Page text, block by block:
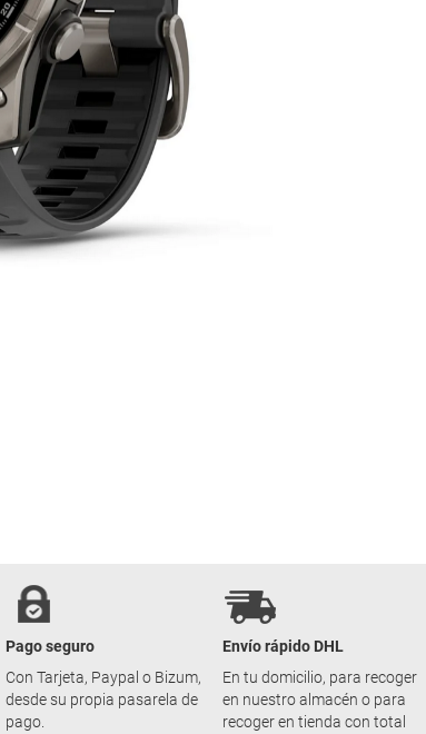
Pago seguro
Con Tarjeta, Paypal o Bizum,
desde su propia pasarela de
pago.
Envío rápido DHL
En tu domicilio, para recoger
en nuestro almacén o para
recoger en tienda con total